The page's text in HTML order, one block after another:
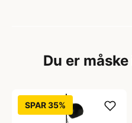
Du er
SPAR 35%